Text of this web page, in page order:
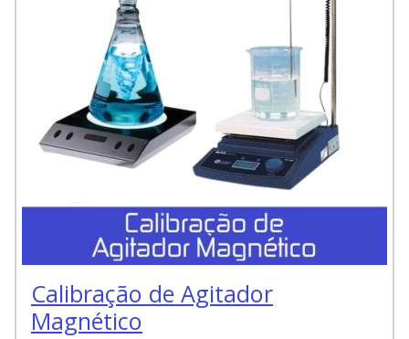
Calibração de Agitador
Magnético